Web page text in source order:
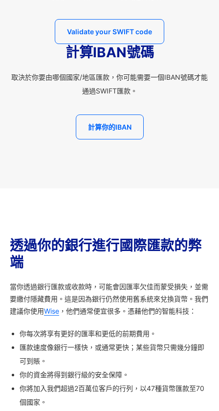
Validate your SWIFT code
計算IBAN號碼
取決於你要由哪個國家/地區匯款，你可能需要一個IBAN號碼才能
通過SWIFT匯款。
計算你的IBAN
透過你的銀行進行國際匯款的弊
端
當你透過銀行匯款或收款時，可能會因匯率欠佳而蒙受損失，並需
要繳付隱藏費用。這是因為銀行仍然使用舊系統來兌換貨幣。我們
建議你使用Wise ，他們通常便宜很多。憑藉他們的智能科技：
你每次將享有更好的匯率和更低的前期費用。
匯款速度像銀行一樣快，或通常更快；某些貨幣只需幾分鐘即
可到賬。
你的資金將得到銀行級的安全保障。
你將加入我們超過2百萬位客戶的行列，以47種貨幣匯款至70
個國家。